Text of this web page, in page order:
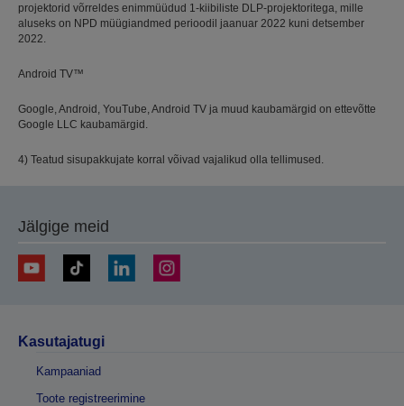
projektorid võrreldes enimmüüdud 1-kiibiliste DLP-projektoritega, mille
aluseks on NPD müügiandmed perioodil jaanuar 2022 kuni detsember
2022.
Android TV™
Google, Android, YouTube, Android TV ja muud kaubamärgid on ettevõtte
Google LLC kaubamärgid.
4) Teatud sisupakkujate korral võivad vajalikud olla tellimused.
Jälgige meid
Kasutajatugi
Kampaaniad
Toote registreerimine